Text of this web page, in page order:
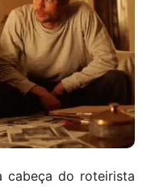
cabeça do roteirista